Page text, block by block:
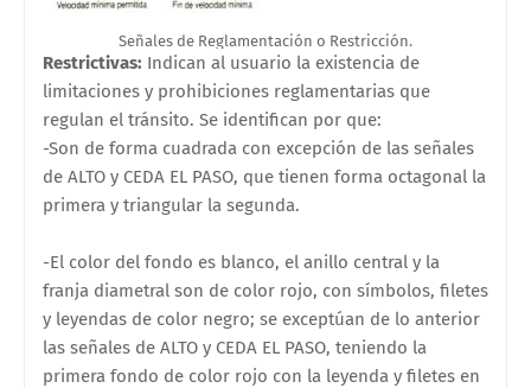
Señales de Reglamentación o Restricción.
Restrictivas: Indican al usuario la existencia de
limitaciones y prohibiciones reglamentarias que
regulan el tránsito. Se identifican por que:
-Son de forma cuadrada con excepción de las señales
de ALTO y CEDA EL PASO, que tienen forma octagonal la
primera y triangular la segunda.
-El color del fondo es blanco, el anillo central y la
franja diametral son de color rojo, con símbolos, filetes
y leyendas de color negro; se exceptúan de lo anterior
las señales de ALTO y CEDA EL PASO, teniendo la
primera fondo de color rojo con la leyenda y filetes en